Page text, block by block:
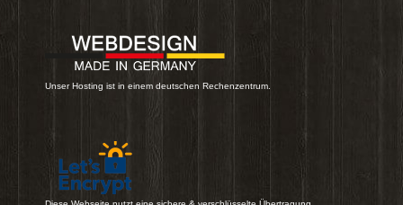
Unser Hosting ist in einem deutschen Rechenzentrum.